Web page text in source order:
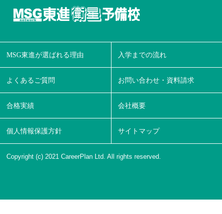
MSG東進が選ばれる理由 入学までの流れ
よくあるご質問 お問い合わせ・資料請求
合格実績 会社概要
個人情報保護方針 サイトマップ
Copyright (c) 2021 CareerPlan Ltd. All rights reserved.